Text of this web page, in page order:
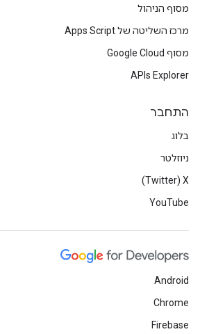
מסוף הניהול
מרכז השליטה של Apps Script
מסוף Google Cloud
APIs Explorer
התחבר
בלוג
ניוזלטר
X‏ (Twitter)
YouTube
Android
Chrome
Firebase